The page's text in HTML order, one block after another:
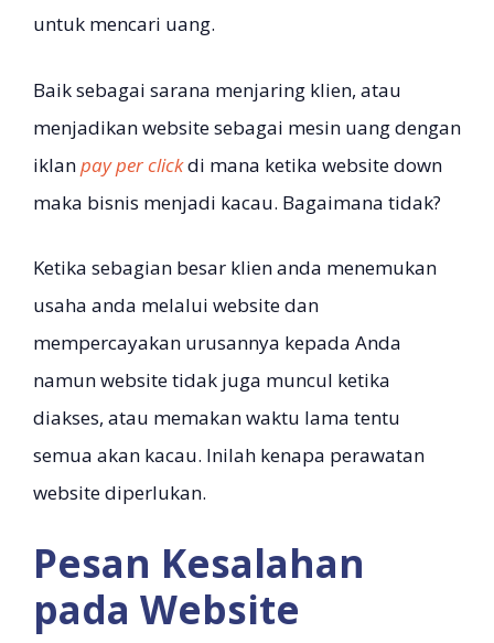
untuk mencari uang.
Baik sebagai sarana menjaring klien, atau
menjadikan website sebagai mesin uang dengan
iklanpay per clickdi mana ketika website down
maka bisnis menjadi kacau. Bagaimana tidak?
Ketika sebagian besar klien anda menemukan
usaha anda melalui website dan
mempercayakan urusannya kepada Anda
namun website tidak juga muncul ketika
diakses, atau memakan waktu lama tentu
semua akan kacau. Inilah kenapa perawatan
website diperlukan.
Pesan Kesalahan
pada Website